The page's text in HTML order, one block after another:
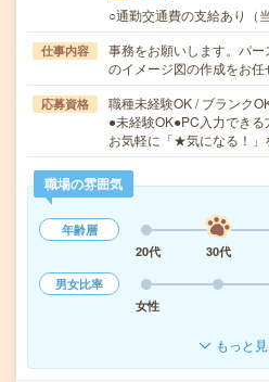
○通勤交通費の支給あり（
仕事内容
事務をお願いします。パ
のイメージ図の作成をお
応募資格
職種未経験OK / ブランク
●未経験OK●PC入力できる
お気軽に「★気になる！
職場の雰囲気
年齢層
20代
30代
男女比率
女性
もっと